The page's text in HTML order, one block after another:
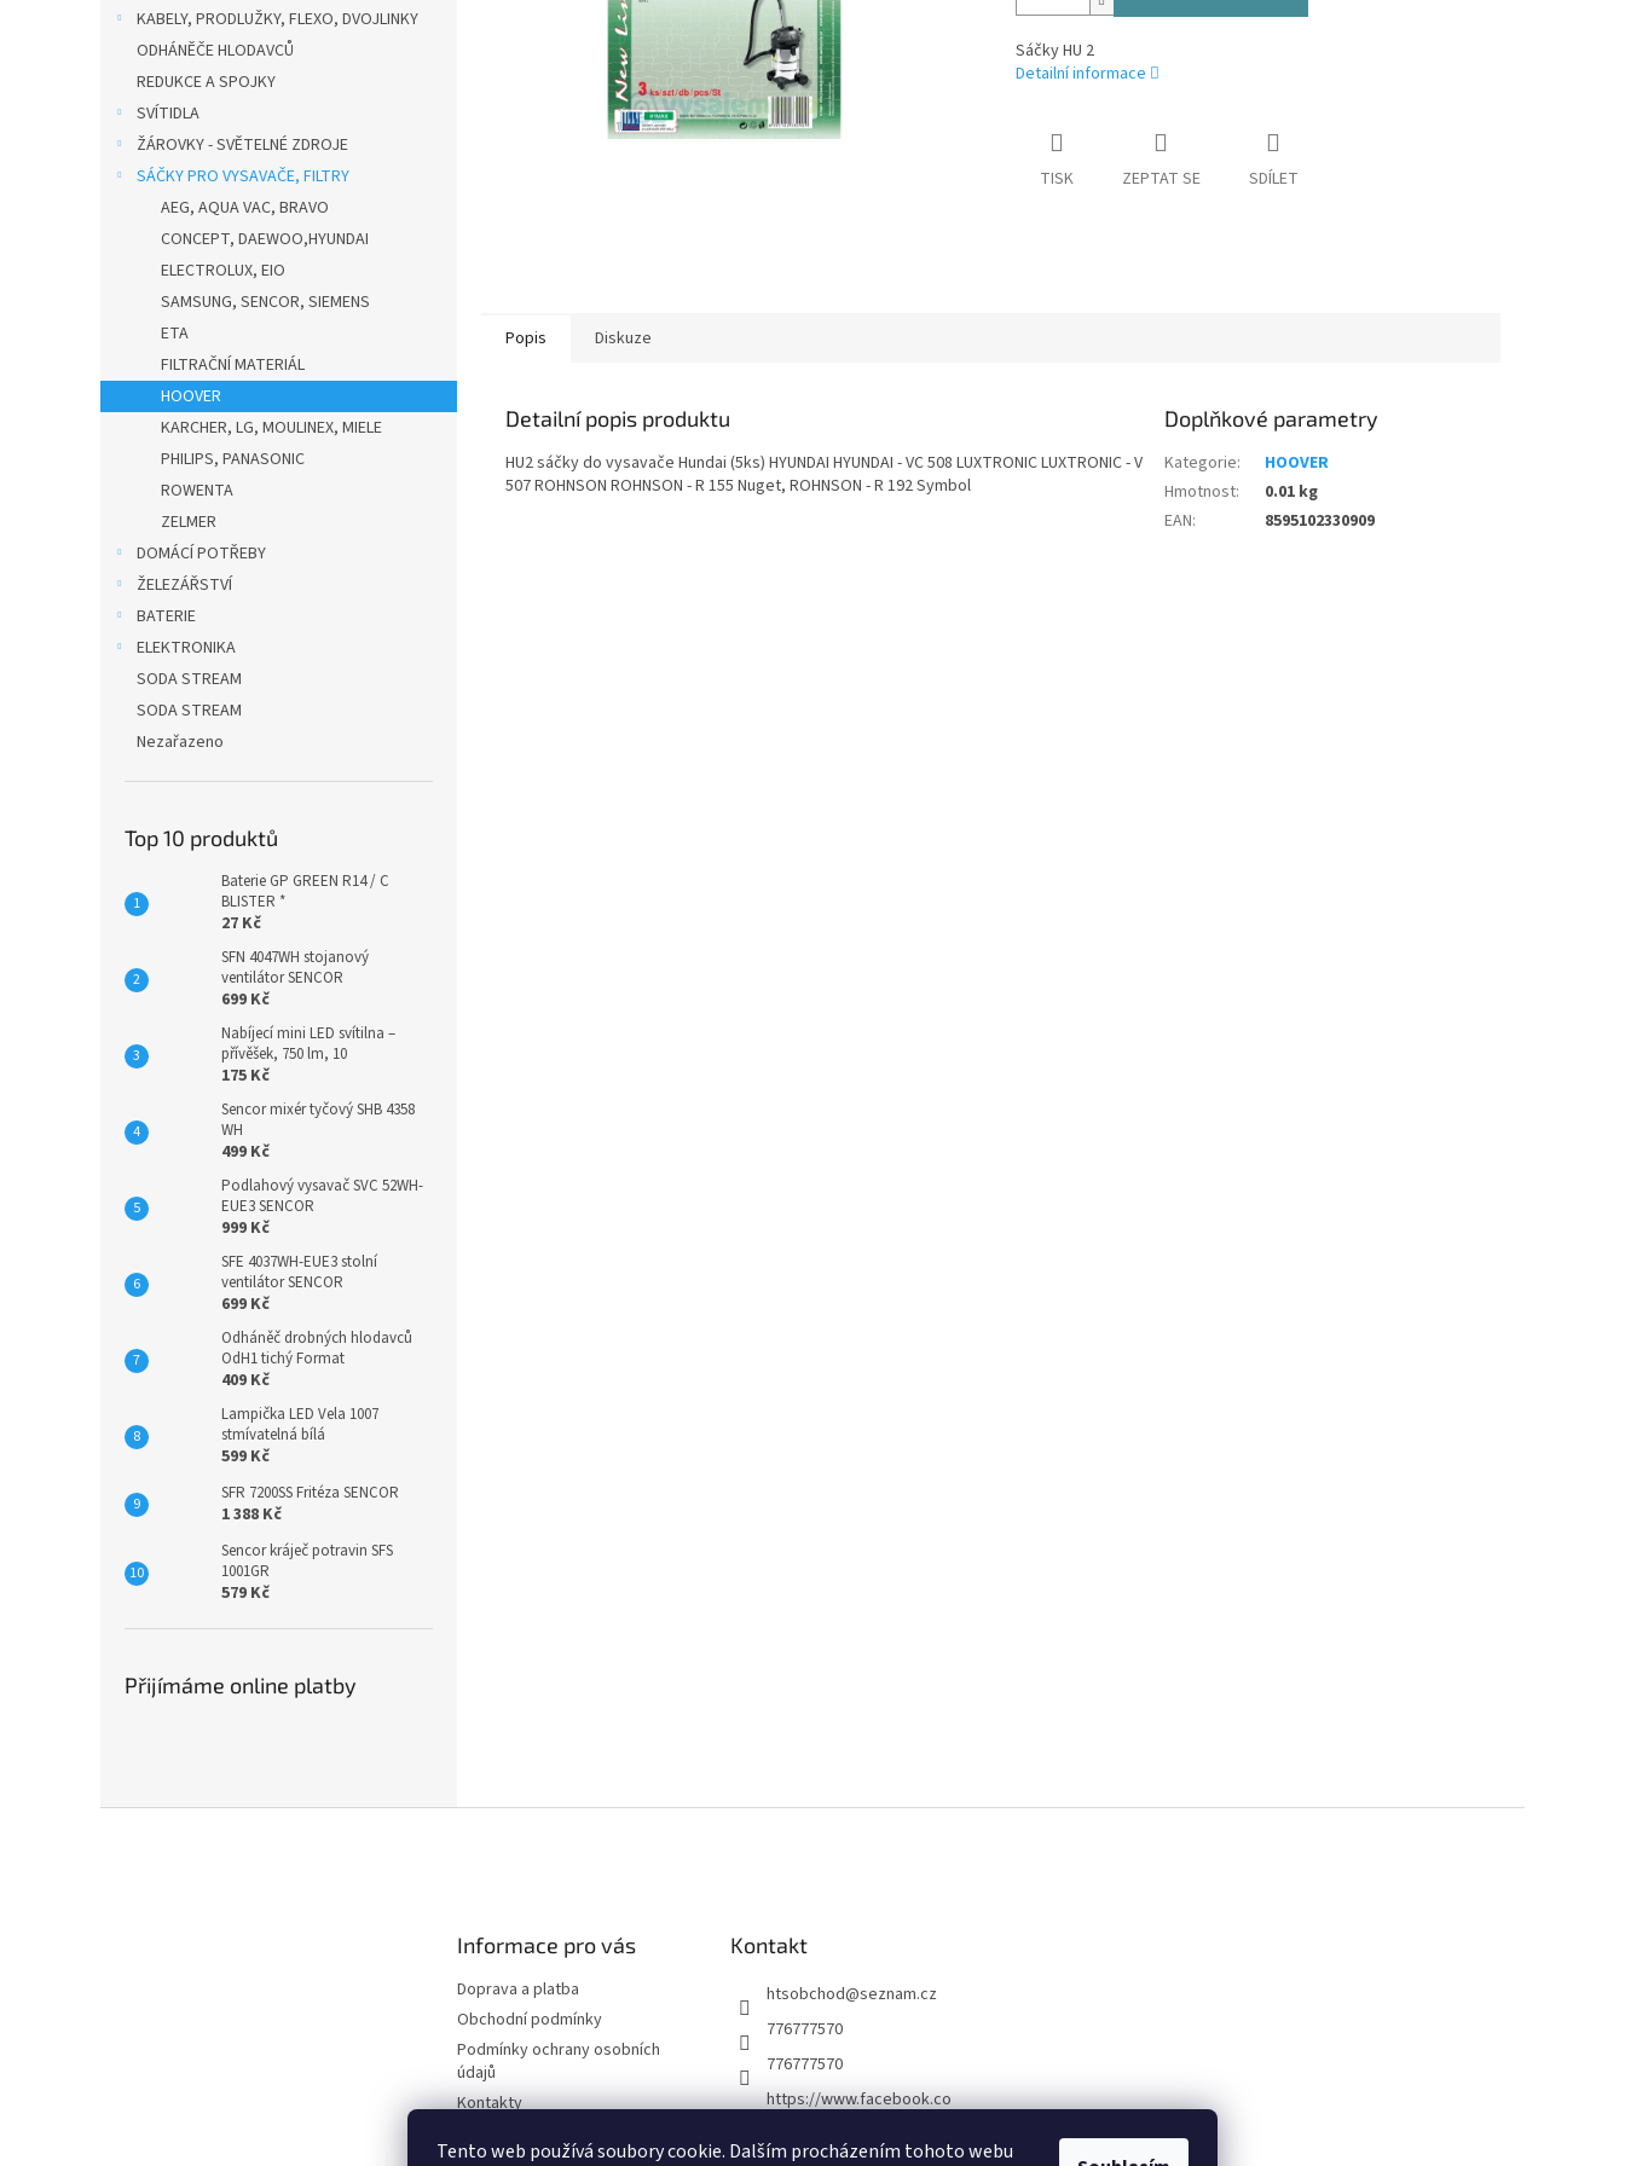
Tento web používá soubory cookie. Dalším procházením tohoto webu
KABELY, PRODLUŽKY, FLEXO, DVOJLINKY
ODHÁNĚČE HLODAVCŮ
REDUKCE A SPOJKY
SVÍTIDLA
ŽÁROVKY - SVĚTELNÉ ZDROJE
SÁČKY PRO VYSAVAČE, FILTRY
AEG, AQUA VAC, BRAVO
CONCEPT, DAEWOO,HYUNDAI
ELECTROLUX, EIO
SAMSUNG, SENCOR, SIEMENS
ETA
FILTRAČNÍ MATERIÁL
HOOVER
KARCHER, LG, MOULINEX, MIELE
PHILIPS, PANASONIC
ROWENTA
ZELMER
DOMÁCÍ POTŘEBY
ŽELEZÁŘSTVÍ
BATERIE
ELEKTRONIKA
SODA STREAM
SODA STREAM
Nezařazeno
Top 10 produktů
Baterie GP GREEN R14 / C
BLISTER *
27 Kč
SFN 4047WH stojanový
ventilátor SENCOR
699 Kč
Nabíjecí mini LED svítilna –
přívěšek, 750 lm, 10
175 Kč
Sencor mixér tyčový SHB 4358
WH
499 Kč
Podlahový vysavač SVC 52WH-
EUE3 SENCOR
999 Kč
SFE 4037WH-EUE3 stolní
ventilátor SENCOR
699 Kč
Odháněč drobných hlodavců
OdH1 tichý Format
409 Kč
Lampička LED Vela 1007
stmívatelná bílá
599 Kč
SFR 7200SS Fritéza SENCOR
1 388 Kč
Sencor kráječ potravin SFS
1001GR
579 Kč
Přijímáme online platby
Sáčky HU 2
Detailní informace
TISK ZEPTAT SE SDÍLET
Popis Diskuze
Detailní popis produktu
HU2 sáčky do vysavače Hundai (5ks) HYUNDAI HYUNDAI - VC 508 LUXTRONIC LUXTRONIC - V
507 ROHNSON ROHNSON - R 155 Nuget, ROHNSON - R 192 Symbol
Doplňkové parametry
Kategorie:
HOOVER
Hmotnost:
0.01 kg
EAN: 8595102330909
Informace pro vás
Doprava a platba
Obchodní podmínky
Podmínky ochrany osobních
údajů
Kontakty
Kontakt
htsobchod@seznam.cz
776777570
776777570
https://www.facebook.co
ck%C3%A1-22921462467